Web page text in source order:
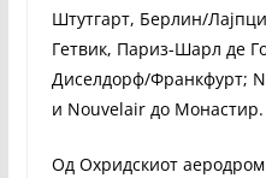
Штутгарт, Берлин/
Гетвик, Париз-Шарл де
Диселдорф/Франкфурт;
и Nouvelair до Монастир.
Од Охридскиот